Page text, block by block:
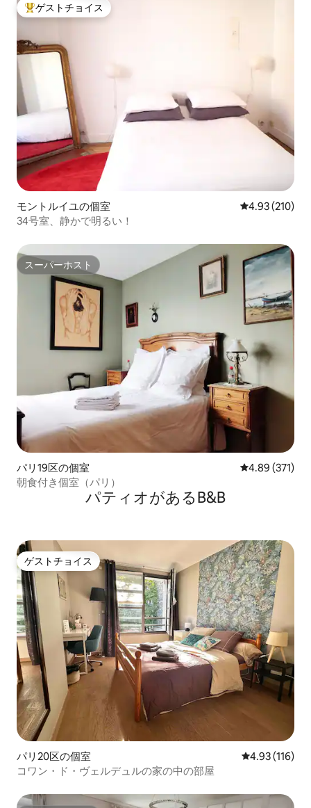
大好評のゲストチョイスです。
ゲストチョイス
モントルイユの個室 レビュー210
4.93 (210)
34号室、静かで明るい！
スーパーホスト
スーパーホスト
パリ19区の個室 レビュー371
4.89 (371)
朝食付き個室（パリ）
パティオがあるB&B
ゲストチョイス
ゲストチョイス
パリ20区の個室 レビュー116
4.93 (116)
コワン・ド・ヴェルデュルの家の中の部屋